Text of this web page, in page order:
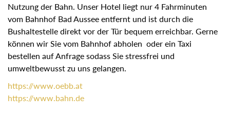
Nutzung der Bahn. Unser Hotel liegt nur 4 Fahrminuten
vom Bahnhof Bad Aussee entfernt und ist durch die
Bushaltestelle direkt vor der Tür bequem erreichbar. Gerne
können wir Sie vom Bahnhof abholen oder ein Taxi
bestellen auf Anfrage sodass Sie stressfrei und
umweltbewusst zu uns gelangen.
https://www.oebb.at
https://www.bahn.de